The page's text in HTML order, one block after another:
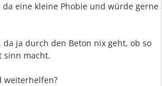
eine kleine Phobie und würde gerne
ja durch den Beton nix geht, ob so
sinn macht.
weiterhelfen?